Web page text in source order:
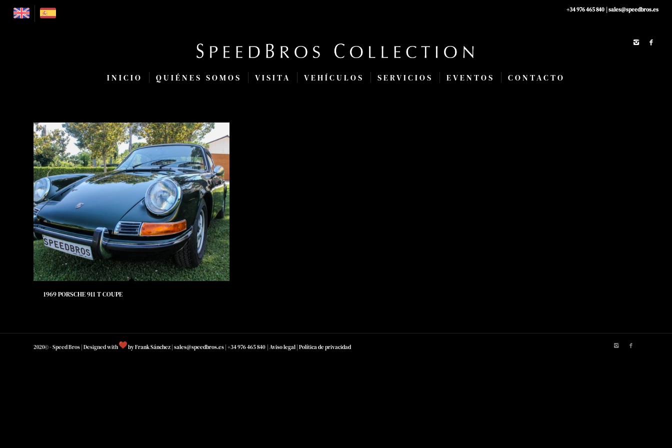
+34 976 465 840 |sales@speedbros.es
INICIO QUIÉNES SOMOS VISITA VEHÍCULOS SERVICIOS EVENTOS CONTACTO
1969 PORSCHE 911 T COUPE
2020© - Speed Bros | Designed with byFrank Sánchez | sales@speedbros.es | +34 976 465 840 | Aviso legal | Política de privacidad